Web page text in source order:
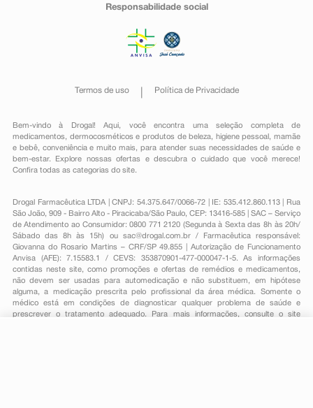
Responsabilidade social
Termos de uso Política de Privacidade
Bem-vindo à Drogal! Aqui, você encontra uma seleção completa de
medicamentos , dermocosméticos e produtos de beleza, higiene pessoal ,mamãe
e bebê, conveniênciae muito mais, para atender suas necessidades de saúde e
bem-estar. Explore nossas ofertas e descubra o cuidado que você merece!
Confira todas as categorias do site.
Drogal Farmacêutica LTDA | CNPJ: 54.375.647/0066-72 | IE: 535.412.860.113 | Rua
São João, 909 - Bairro Alto - Piracicaba/São Paulo, CEP: 13416-585 | SAC – Serviço
de Atendimento ao Consumidor: 0800 771 2120 (Segunda à Sexta das 8h às 20h/
Sábado das 8h às 15h) ou sac@drogal.com.br/ Farmacêutica responsável:
Giovanna do Rosario Martins – CRF/SP 49.855 | Autorização de Funcionamento
Anvisa (AFE): 7.15583.1 / CEVS: 353870901-477-000047-1-5. As informações
contidas neste site, como promoções e ofertas de remédios e medicamentos,
não devem ser usadas para automedicação e não substituem, em hipótese
alguma, a medicação prescrita pelo profissional da área médica. Somente o
médico está em condições de diagnosticar qualquer problema de saúde e
prescrever o tratamento adequado. Para mais informações, consulte o site